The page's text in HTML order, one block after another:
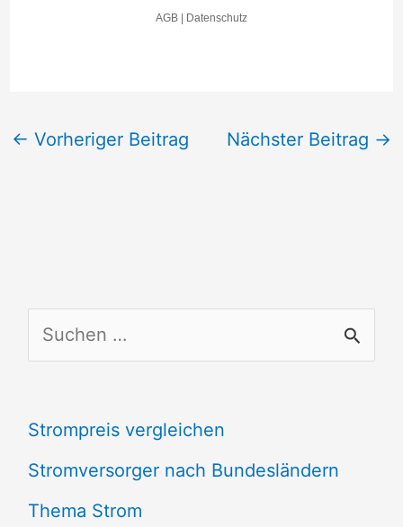
← Vorheriger Beitrag Nächster Beitrag →
u
h
e
n
Strompreis vergleichen
Stromversorger nach Bundesländern
Thema Strom